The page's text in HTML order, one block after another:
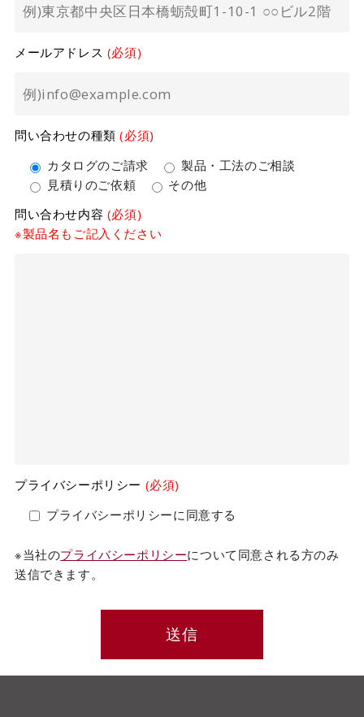
メールアドレス (必須)
問い合わせの種類(必須)
カタログのご請求
製品・工法のご相談
見積りのご依頼
その他
問い合わせ内容 (必須)
※製品名もご記入ください
プライバシーポリシー (必須)
プライバシーポリシーに同意する
※当社のプライバシーポリシーについて同意される方のみ
送信できます。